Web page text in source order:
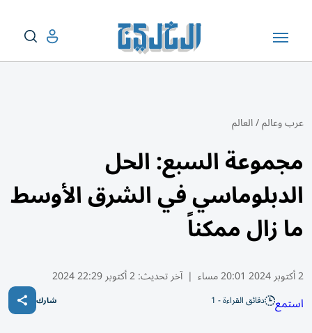
عرب وعالم/العالم
مجموعة السبع: الحل
الدبلوماسي في الشرق الأوسط
ما زال ممكناً
2 أكتوبر 2024 20:01 مساء | آخر تحديث:2 أكتوبر 22:29 2024
استمع دقائق القراءة - 1 شارك